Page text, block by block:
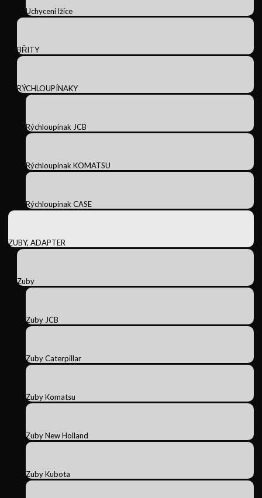
Uchycení lžíce
BŘITY
RÝCHLOUPÍNAKY
Rýchloupínak JCB
Rýchloupínak KOMATSU
Rýchloupínak CASE
ZUBY, ADAPTER
Zuby
Zuby JCB
Zuby Caterpillar
Zuby Komatsu
Zuby New Holland
Zuby Kubota